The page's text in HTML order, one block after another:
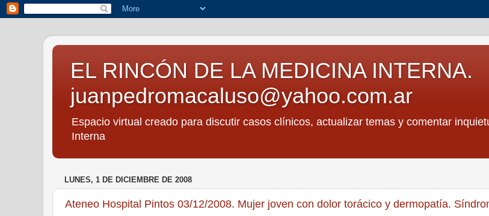
EL RINCÓN DE LA MEDICINA INTERNA.
juanpedromacaluso@yahoo.com.ar
Espacio virtual creado para discutir casos clínicos, actualizar temas y comentar
Interna
LUNES, 1 DE DICIEMBRE DE 2008
Ateneo Hospital Pintos 03/12/2008. Mujer joven con dolor torácico y dermopatía.